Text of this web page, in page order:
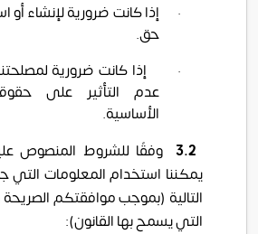
·
إذا كانت ضرورية لإنشاء أو
حق.
·
إذا كانت ضرورية
عدم التأثير على
الأساسية.
3.2 وفقًا للشروط المنصوص
يمكننا استخدام المعلومات التي
التالية (بموجب موافقتكم
التي يسمح بها القانون):